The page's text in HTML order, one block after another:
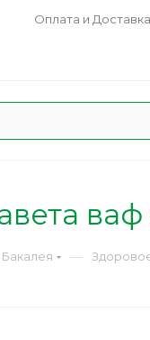
Оплата и Доставка
Бакалея —